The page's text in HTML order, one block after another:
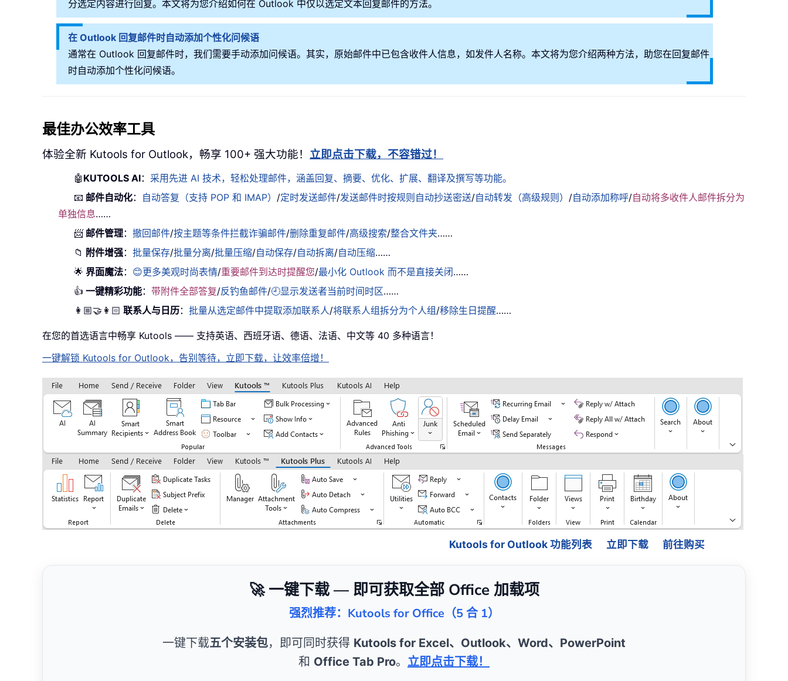
分选定内容进行回复。本文将为您介绍如何在 Outlook 中仅以选定文本回复邮件的方法。
在 Outlook 回复邮件时自动添加个性化问候语
通常在 Outlook 回复邮件时，我们需要手动添加问候语。其实，原始邮件中已包含收件人信息，如发件人名称。本文将为您介绍两种方法，助您在回复邮件
时自动添加个性化问候语。
最佳办公效率工具
体验全新 Kutools for Outlook，畅享 100+ 强大功能！ 立即点击下载，不容错过！
🤖 KUTOOLS AI： 采用先进 AI 技术，轻松处理邮件，涵盖回复、摘要、优化、扩展、翻译及撰写等功能。
📧 邮件自动化： 自动答复（支持 POP 和 IMAP） /定时发送邮件/发送邮件时按规则自动抄送密送/自动转发（高级规则） /自动添加称呼/自动将多收件人邮件拆分为
单独信息……
📨 邮件管理：撤回邮件/按主题等条件拦截诈骗邮件/删除重复邮件/高级搜索/整合文件夹……
📁 附件增强：批量保存/批量分离/批量压缩/自动保存/自动拆离/自动压缩……
🌟 界面魔法： 😊更多美观时尚表情/重要邮件到达时提醒您/最小化 Outlook 而不是直接关闭……
👍 一键精彩功能：带附件全部答复/反钓鱼邮件/🕘显示发送者当前时间时区……
👩🏼‍🤝‍👩🏻 联系人与日历：批量从选定邮件中提取添加联系人/将联系人组拆分为个人组 /移除生日提醒……
在您的首选语言中畅享 Kutools —— 支持英语、西班牙语、德语、法语、中文等 40 多种语言！
一键解锁 Kutools for Outlook，告别等待，立即下载，让效率倍增！
Kutools for Outlook 功能列表 立即下载 前往购买
🚀 一键下载 — 即可获取全部 Office 加载项
强烈推荐：Kutools for Office（5 合 1）
一键下载五个安装包，即可同时获得 Kutools for Excel、Outlook、Word、PowerPoint
和 Office Tab Pro。 立即点击下载！